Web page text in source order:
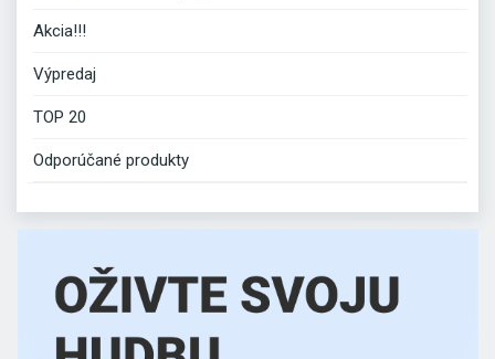
Akcia!!!
Výpredaj
TOP 20
Odporúčané produkty